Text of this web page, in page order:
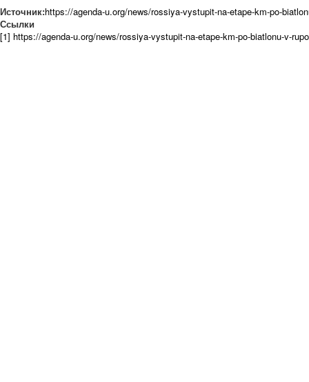
Источник:https://agenda-u.org/news/rossiya-vystupit-na-etape-km-po-
Ссылки
[1] https://agenda-u.org/news/rossiya-vystupit-na-etape-km-po-biatlonu-v-